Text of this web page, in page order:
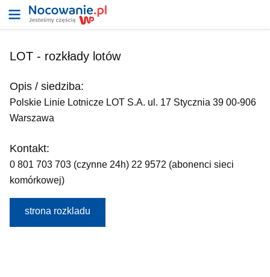
LOT - rozkłady lotów
Opis / siedziba:
Polskie Linie Lotnicze LOT S.A. ul. 17 Stycznia 39 00-906
Warszawa
Kontakt:
0 801 703 703 (czynne 24h) 22 9572 (abonenci sieci
komórkowej)
strona rozkladu